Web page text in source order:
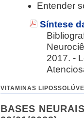
Entender
Síntese
Bibliografia sugerida: -
2017. -
VITAMINAS
BASES